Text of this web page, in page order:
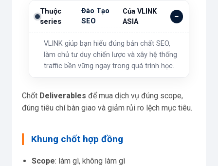
Thuộc
series
Đào Tạo
SEO
Của VLINK
ASIA
VLINK giúp bạn hiểu đúng bản chất SEO,
làm chủ tư duy chiến lược và xây hệ thống
traffic bền vững ngay trong quá trình học.
Chốt Deliverables để mua dịch vụ đúng scope,
đúng tiêu chí bàn giao và giảm rủi ro lệch mục tiêu.
Khung chốt hợp đồng
Scope: làm gì, không làm gì